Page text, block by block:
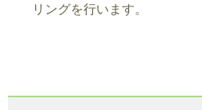
リングを行います。